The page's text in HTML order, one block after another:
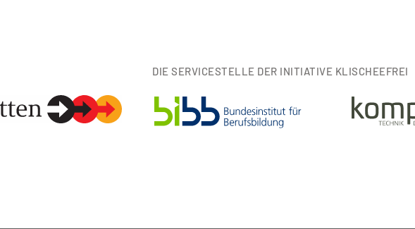
DIE SERVICESTELLE DER INITIATIVE KLISCHEEFREI